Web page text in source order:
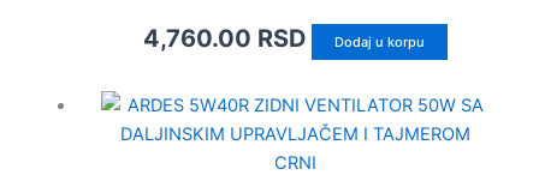
4,760.00 RSD Dodaj u korpu